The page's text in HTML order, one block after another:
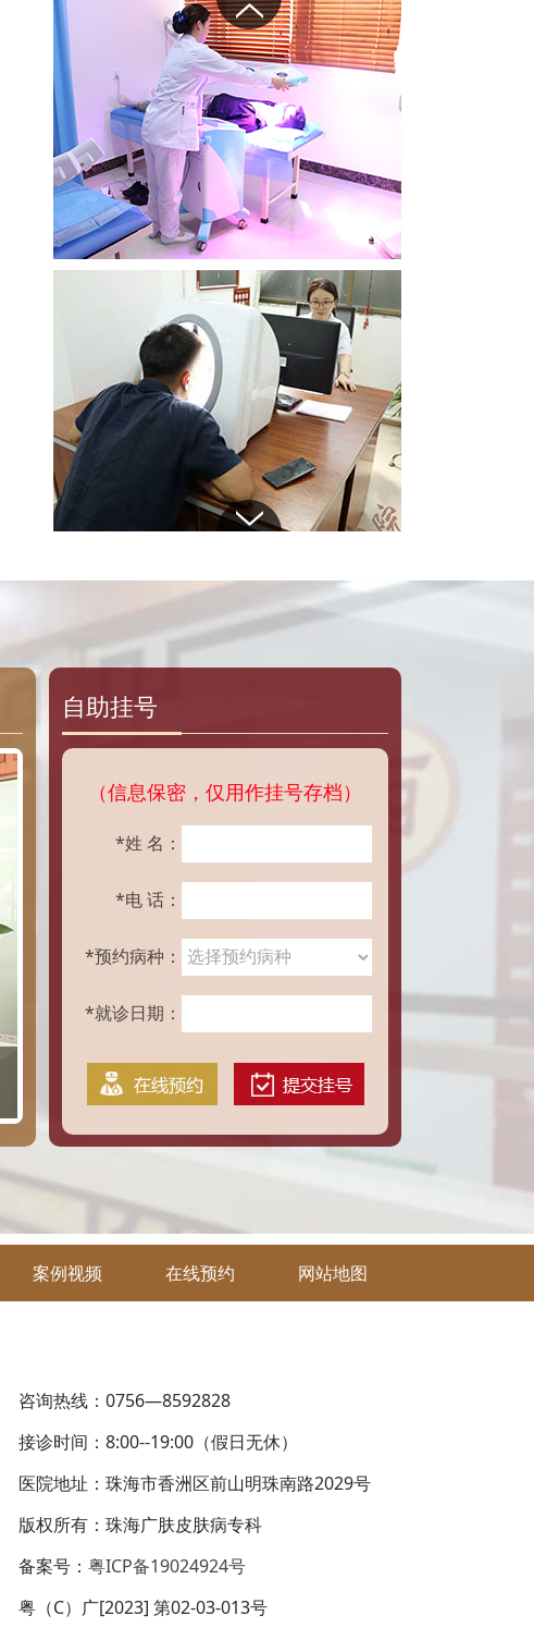
自助挂号
（信息保密，仅用作挂号存档）
*姓 名：
*电 话：
*预约病种：
*就诊日期：
案例视频 在线预约 网站地图
咨询热线：0756—8592828
接诊时间：8:00--19:00（假日无休）
医院地址：珠海市香洲区前山明珠南路2029号
版权所有：珠海广肤皮肤病专科
备案号： 粤ICP备19024924号
粤（C）广[2023] 第02-03-013号